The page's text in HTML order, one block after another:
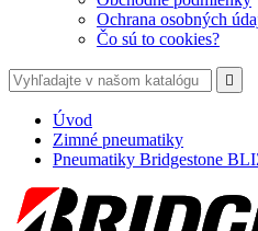
Ochrana osobných
Čo sú to cookies?

Úvod
Zimné pneumatiky
Pneumatiky Bridgestone